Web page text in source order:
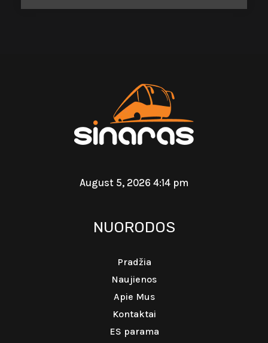
August 5, 2026 4:14 pm
NUORODOS
Pradžia
Naujienos
Apie Mus
Kontaktai
ES parama